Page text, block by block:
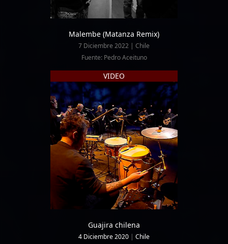
Malembe (Matanza Remix)
7 Diciembre 2022 | Chile
Fuente: Pedro Aceituno
VIDEO
Guajira chilena
4 Diciembre 2020 | Chile